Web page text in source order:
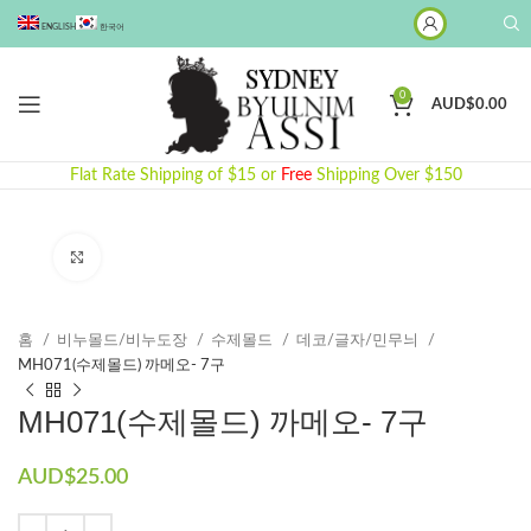
ENGLISH 한국어
0
AUD$0.00
Flat Rate Shipping of $15 or Free Shipping Over $150
홈 비누몰드/비누도장 수제몰드​
데코/글자/민무늬
MH071(수제몰드) 까메오- 7구
MH071(수제몰드) 까메오- 7구
AUD$25.00